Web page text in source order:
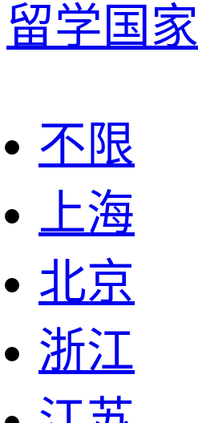
留学国家
不限
上海
北京
浙江